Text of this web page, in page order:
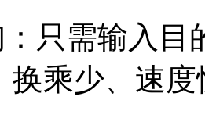
只需输入目
换乘少、速